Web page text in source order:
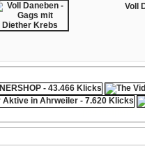
Voll